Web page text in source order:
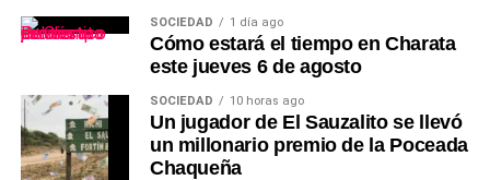
SOCIEDAD 1 día ago
Cómo estará el tiempo en Charata
este jueves 6 de agosto
SOCIEDAD 10 horas ago
Un jugador de El Sauzalito se llevó
un millonario premio de la Poceada
Chaqueña